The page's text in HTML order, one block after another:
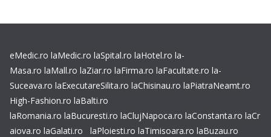
eMedic.ro laMedic.ro laSpital.ro laHotel.ro la-
Masa.ro laMall.ro laZiar.ro laFirma.ro laFacultate.ro la-
Suceava.ro laExecutareSilita.ro laChisinau.ro laPiatraNeamt.ro
High-Fashion.ro laBalti.ro
laRomania.ro laBucuresti.ro laClujNapoca.ro laConstanta.ro laCr
aiova.ro laGalati.ro laPloiesti.ro laTimisoara.ro laBuzau.ro